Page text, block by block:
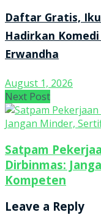
Daftar Gratis,
Hadirkan
Erwandha
August 1, 2026
Next Post
Satpam
Dirbinmas:
Kompeten
Leave a Reply